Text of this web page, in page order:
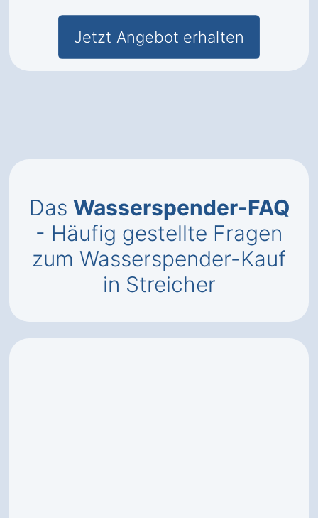
Jetzt Angebot erhalten
Das Wasserspender-FAQ
- Häufig gestellte Fragen
zum Wasserspender-Kauf
in Streicher